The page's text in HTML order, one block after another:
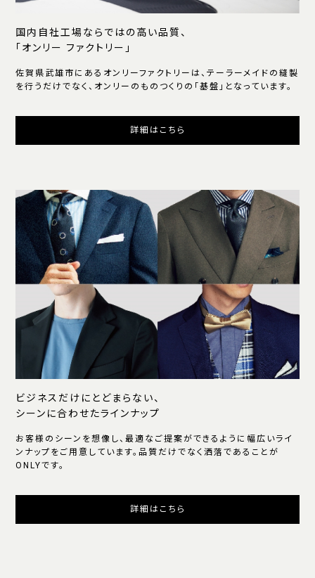
国内自社工場ならではの高い品質、
「オンリー ファクトリー」
佐賀県武雄市にあるオンリーファクトリーは、テーラーメイドの縫製
を行うだけでなく、オンリーのものつくりの「基盤」となっています。
詳細はこちら
ビジネスだけにとどまらない、
シーンに合わせたラインナップ
お客様のシーンを想像し、最適なご提案ができるように幅広いライ
ンナップをご用意しています。品質だけでなく洒落であることが
ONLYです。
詳細はこちら